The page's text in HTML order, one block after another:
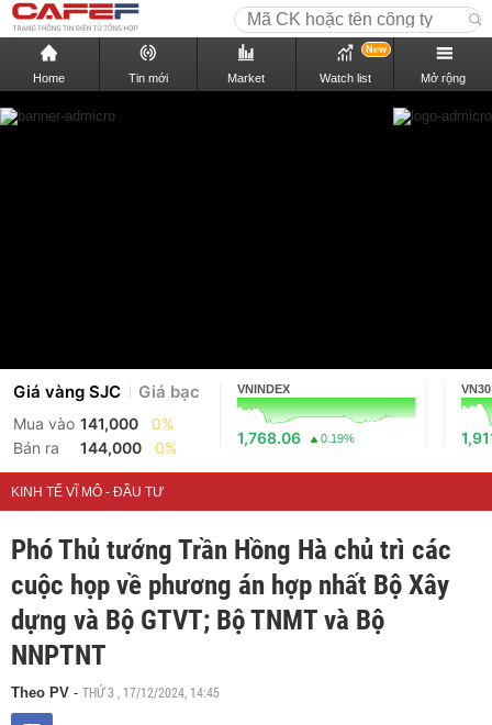
Home Tin mới Market Watch list
New
Mở rộng
Giá vàng SJC Giá bạc
Mua vào 141,000
0%
Bán ra
144,000 0%
VNINDEX
1,768.06 0.19%
VN30
KINH TẾ VĨ MÔ - ĐẦU TƯ
Phó Thủ tướng Trần Hồng Hà chủ trì các
cuộc họp về phương án hợp nhất Bộ Xây
dựng và Bộ GTVT; Bộ TNMT và Bộ
NNPTNT
Theo PV - THỨ 3 , 17/12/2024, 14:45